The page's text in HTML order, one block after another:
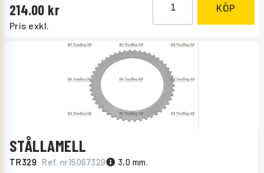
Pris exkl.
214.00 KÖP
STÅLLAMELL
TR329 Ref. nr15067329 3,0 mm.